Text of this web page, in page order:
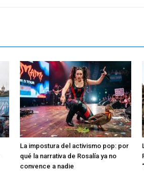
La impostura del activismo pop: por
qué la narrativa de Rosalía ya no
convence a nadie